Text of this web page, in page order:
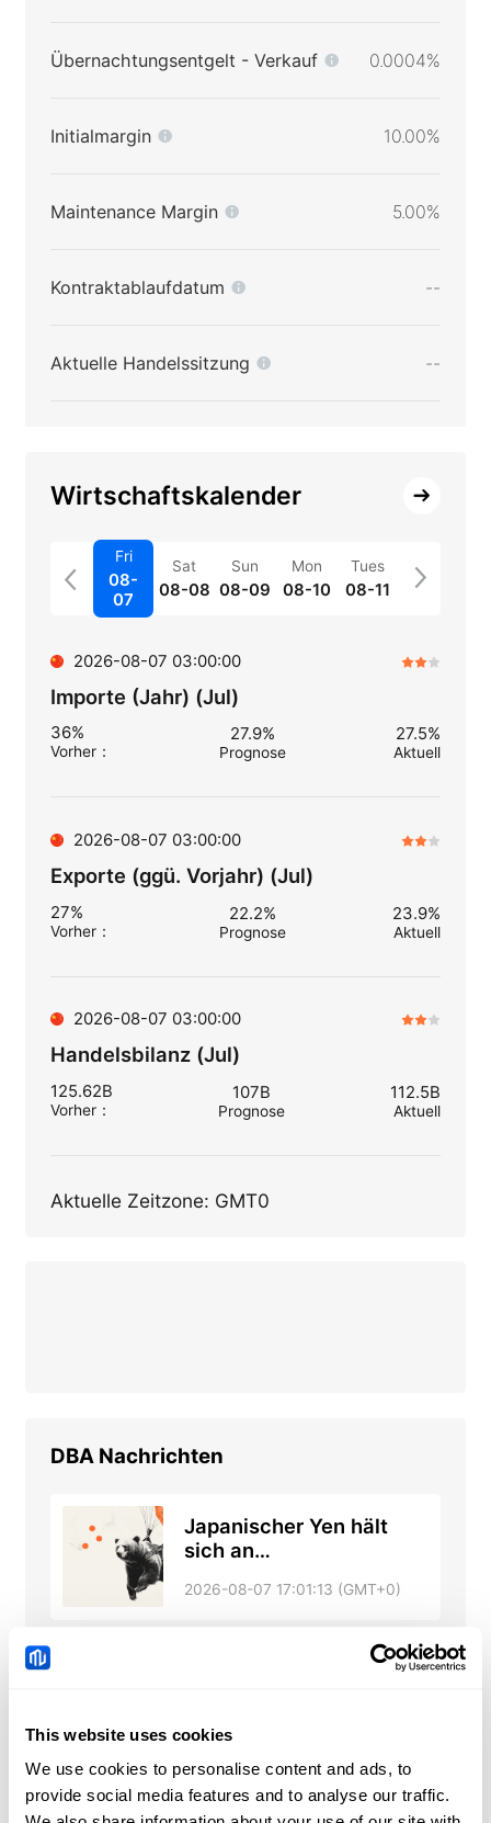
This website uses cookies
We use cookies to personalise content and ads, to
provide social media features and to analyse our traffic.
Übernachtungsentgelt - Verkauf 0.0004%
Initialmargin 10.00%
Maintenance Margin 5.00%
Kontraktablaufdatum --
Aktuelle Handelssitzung --
Wirtschaftskalender
Fri
08-
07
Sat
08-08
Sun
08-09
Mon
08-10
Tues
08-11
2026-08-07 03:00:00
Importe (Jahr) (Jul)
36%
Vorher：
27.9%
Prognose
27.5%
Aktuell
2026-08-07 03:00:00
Exporte (ggü. Vorjahr) (Jul)
27%
Vorher：
22.2%
Prognose
23.9%
Aktuell
2026-08-07 03:00:00
Handelsbilanz (Jul)
125.62B
Vorher：
107B
Prognose
112.5B
Aktuell
Aktuelle Zeitzone: GMT0
DBA Nachrichten
Japanischer Yen hält
sich an
angesichts
US-Japan-Intervention
2026-08-07 17:01:13 (GMT+0)
(Juli) gegenüber 426.2B
2026-08-07 17:00:43 (GMT+0)